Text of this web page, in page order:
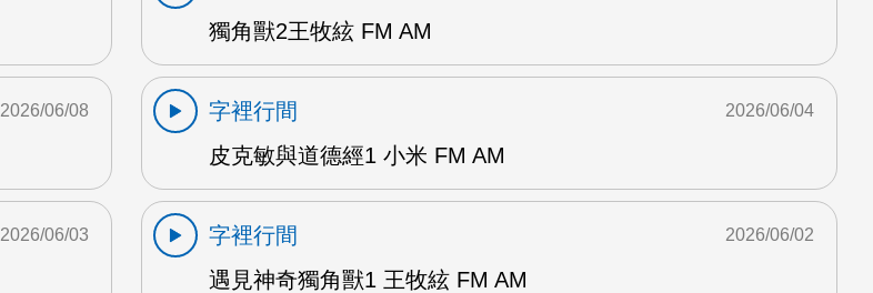
獨角獸2王牧絃 FM AM
2026/06/08
字裡行間
皮克敏與道德經1 小米 FM AM
2026/06/04
2026/06/03
字裡行間
遇見神奇獨角獸1 王牧絃 FM AM
2026/06/02